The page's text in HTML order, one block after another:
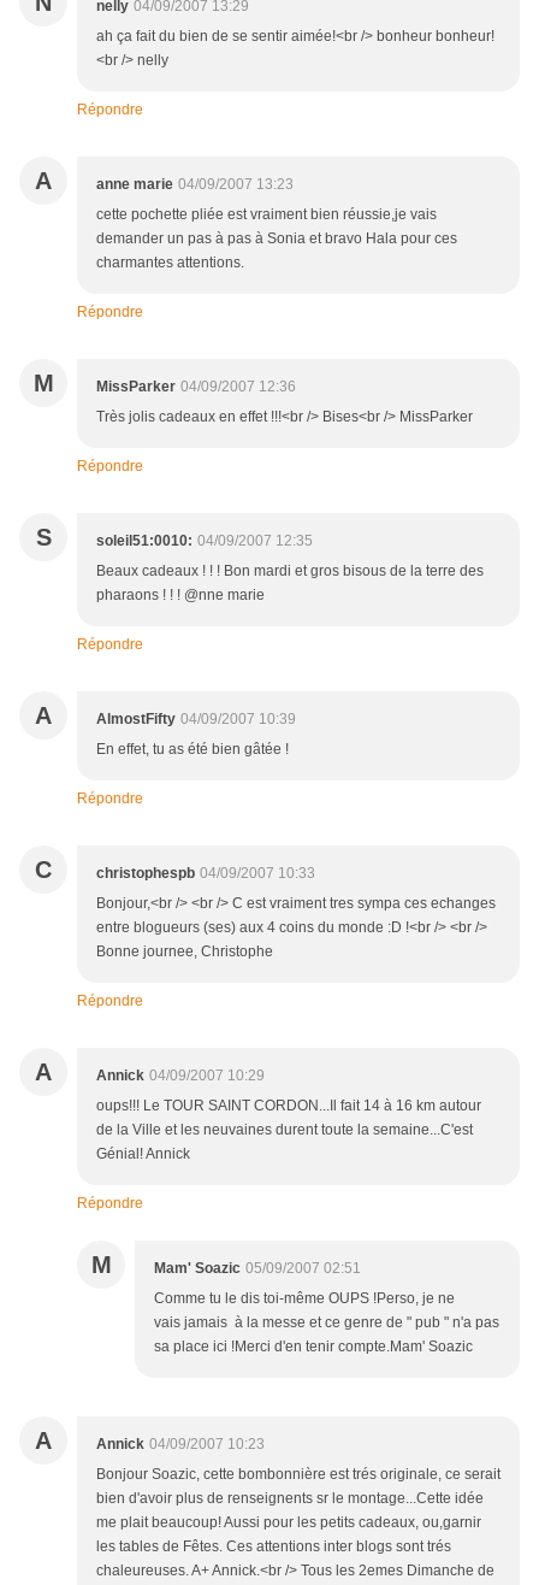
nelly 04/09/2007 13:29
ah ça fait du bien de se sentir aimée!<br /> bonheur bonheur!
<br /> nelly
Répondre
A anne marie 04/09/2007 13:23
cette pochette pliée est vraiment bien réussie,je vais
demander un pas à pas à Sonia et bravo Hala pour ces
charmantes attentions.
Répondre
M MissParker 04/09/2007 12:36
Très jolis cadeaux en effet !!!<br /> Bises<br /> MissParker
Répondre
S soleil51:0010: 04/09/2007 12:35
Beaux cadeaux ! ! ! Bon mardi et gros bisous de la terre des
pharaons ! ! ! @nne marie
Répondre
A AlmostFifty 04/09/2007 10:39
En effet, tu as été bien gâtée !
Répondre
C christophespb 04/09/2007 10:33
Bonjour,<br /> <br /> C est vraiment tres sympa ces echanges
entre blogueurs (ses) aux 4 coins du monde :D !<br /> <br />
Bonne journee, Christophe
Répondre
A Annick 04/09/2007 10:29
oups!!! Le TOUR SAINT CORDON...Il fait 14 à 16 km autour
de la Ville et les neuvaines durent toute la semaine...C'est
Génial! Annick
Répondre
M Mam' Soazic 05/09/2007 02:51
Comme tu le dis toi-même OUPS !Perso, je ne
vais jamais à la messe et ce genre de " pub " n'a pas
sa place ici !Merci d'en tenir compte.Mam' Soazic
A Annick 04/09/2007 10:23
Bonjour Soazic, cette bombonnière est trés originale, ce serait
bien d'avoir plus de renseignents sr le montage...Cette idée
me plait beaucoup! Aussi pour les petits cadeaux, ou,garnir
les tables de Fêtes. Ces attentions inter blogs sont trés
chaleureuses. A+ Annick.<br /> Tous les 2emes Dimanche de